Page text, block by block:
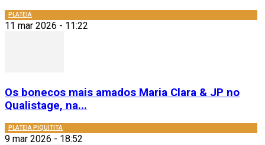
PLATEIA
11 mar 2026 - 11:22
Os bonecos mais amados Maria Clara & JP no
Qualistage, na...
PLATEIA PIQUITITA
9 mar 2026 - 18:52